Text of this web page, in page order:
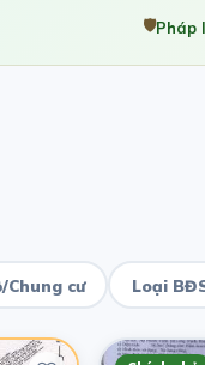
🛡️Pháp
Chung cư Loại